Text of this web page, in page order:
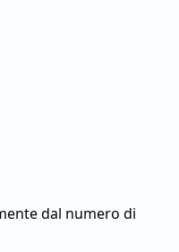
dal numero di